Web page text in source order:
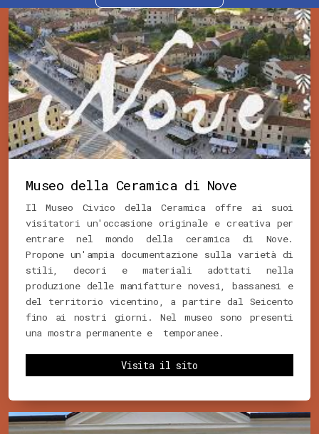
Museo della Ceramica di Nove
Il Museo Civico della Ceramica offre ai suoi
visitatori un'occasione originale e creativa per
entrare nel mondo della ceramica di Nove.
Propone un'ampia documentazione sulla varietà di
stili, decori e materiali adottati nella
produzione delle manifatture novesi, bassanesi e
del territorio vicentino, a partire dal Seicento
fino ai nostri giorni. Nel museo sono presenti
una mostra permanente e temporanee.
Visita il sito